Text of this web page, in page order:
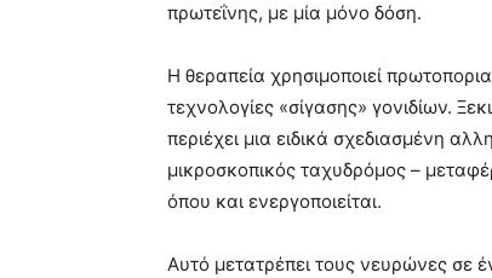
πρωτεΐνης, με μία μόνο δόση.
Η θεραπεία χρησιμοποιεί
τεχνολογίες «σίγασης» γονιδίων.
περιέχει μια ειδικά σχεδιασμένη
μικροσκοπικός ταχυδρόμος –
όπου και ενεργοποιείται.
Αυτό μετατρέπει τους νευρώνες σε